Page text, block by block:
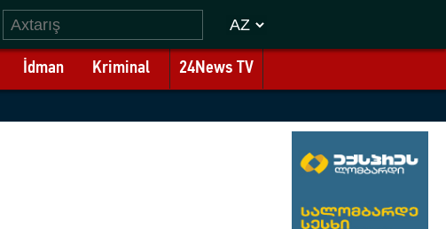
İdman Kriminal 24News TV